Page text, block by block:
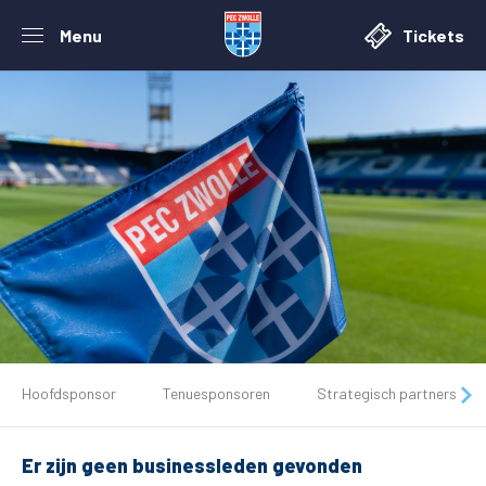
Menu Tickets
Tickets
Matchdays
Hoofdsponsor Tenuesponsoren Strategisch partners
Er zijn geen businessleden gevonden